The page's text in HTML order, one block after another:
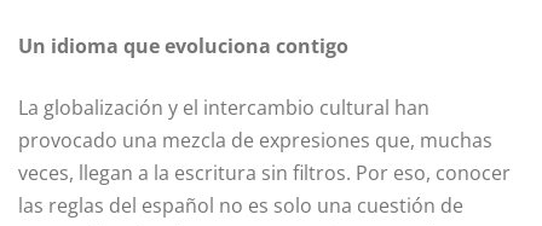
Un idioma que evoluciona contigo
La globalización y el intercambio cultural han
provocado una mezcla de expresiones que, muchas
veces, llegan a la escritura sin filtros. Por eso, conocer
las reglas del español no es solo una cuestión de